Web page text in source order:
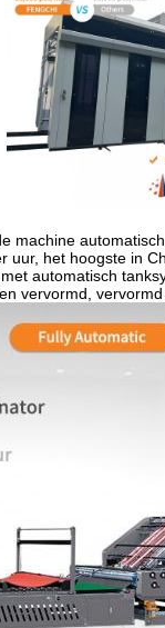
machine automatisch
uur, het hoogste in
automatisch
vervormd,